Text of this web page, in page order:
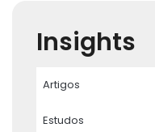
Insights
Artigos
Estudos